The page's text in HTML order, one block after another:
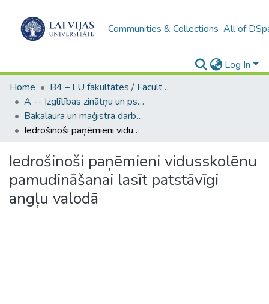
Communities & Collections All of
Log In
Home
B4 – LU fakultātes / Faculties of the UL
A -- Izglītības zinātņu un psiholoģijas fakultāte / Faculty of Education Sciences and Psychology
Bakalaura un maģistra darbi (PPMF) / Bachelor's and Master's theses
Iedrošinoši paņēmieni vidusskolēnu pamudināšanai lasīt patstāvīgi angļu valodā
Iedrošinoši paņēmieni vidusskolēnu
pamudināšanai lasīt patstāvīgi
angļu valodā